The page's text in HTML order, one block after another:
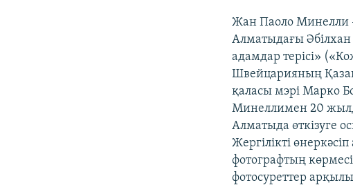
Жан Паоло Минелли
Алматыдағы
адамдар терісі»
Швейцарияның
қаласы мэрі Марко
Минеллимен 20
Алматыда өткізуге
Жергілікті
фотографтың
фотосуреттер